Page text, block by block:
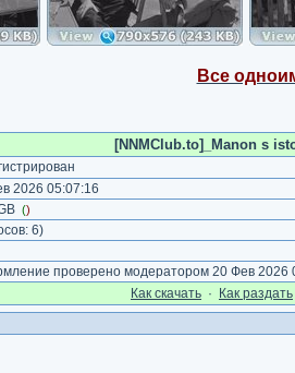
Все
[NNMClub.to]_Manon s
2026 05:07:16
()
6)
проверено модератором 20 Фев 2026
Как cкачать · Как раздать